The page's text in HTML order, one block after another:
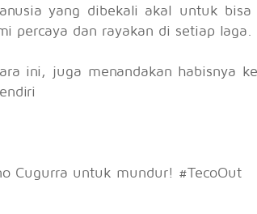
yang dibekali akal untuk bisa
percaya dan rayakan di setiap laga.
ini, juga menandakan habisnya
Cugurra untuk mundur! #TecoOut